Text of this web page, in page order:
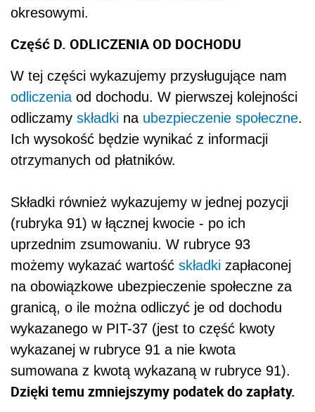
okresowymi.
Część D. ODLICZENIA OD DOCHODU
W tej części wykazujemy przysługujące nam
odliczenia od dochodu. W pierwszej kolejności
odliczamy składki na ubezpieczenie społeczne.
Ich wysokość będzie wynikać z informacji
otrzymanych od płatników.
Składki również wykazujemy w jednej pozycji
(rubryka 91) w łącznej kwocie - po ich
uprzednim zsumowaniu. W rubryce 93
możemy wykazać wartość składki zapłaconej
na obowiązkowe ubezpieczenie społeczne za
granicą, o ile można odliczyć je od dochodu
wykazanego w PIT-37 (jest to część kwoty
wykazanej w rubryce 91 a nie kwota
sumowana z kwotą wykazaną w rubryce 91).
Dzięki temu zmniejszymy podatek do zapłaty.